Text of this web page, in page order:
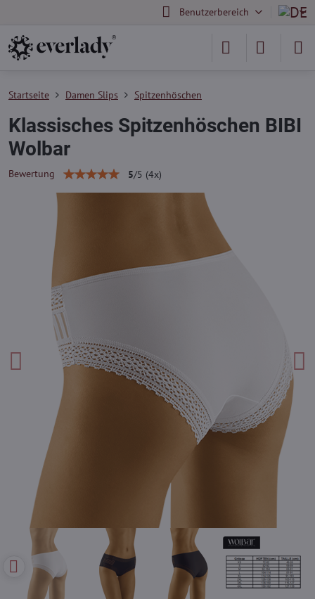
Benutzerbereich
Startseite Damen Slips Spitzenhöschen
Klassisches Spitzenhöschen BIBI
Wolbar
Bewertung 5/5 (4x)